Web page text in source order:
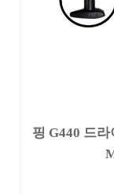
핑 G440 드